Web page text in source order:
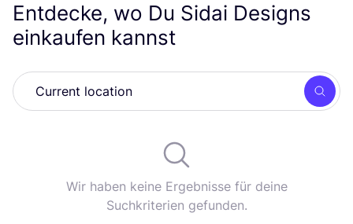
Entdecke, wo Du Sidai Designs
einkaufen kannst
Wir haben keine Ergebnisse für deine
Suchkriterien gefunden.